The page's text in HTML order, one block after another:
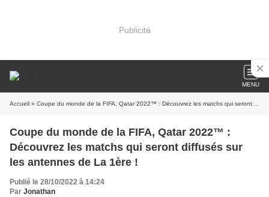
Publicité
MENU
Accueil » Coupe du monde de la FIFA, Qatar 2022™ : Découvrez les matchs qui seront diffusés sur les antennes de La 1ère !
Coupe du monde de la FIFA, Qatar 2022™ :
Découvrez les matchs qui seront diffusés sur
les antennes de La 1ère !
Publié le 28/10/2022 à 14:24
Par Jonathan